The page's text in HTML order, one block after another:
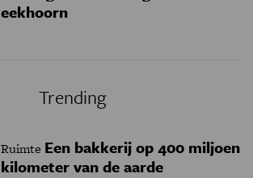
eekhoorn
Trending
Ruimte Een bakkerij op 400 miljoen
kilometer van de aarde